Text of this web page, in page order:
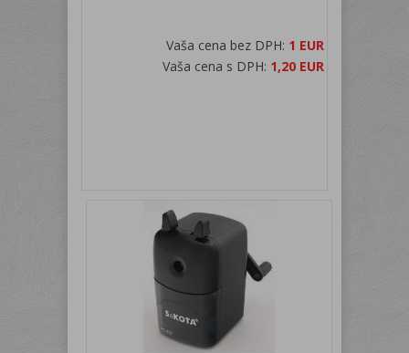
Vaša cena bez DPH: 1 EUR
Vaša cena s DPH: 1,20 EUR